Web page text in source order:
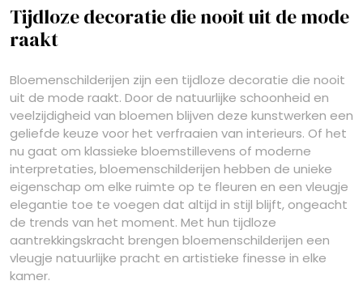
Tijdloze decoratie die nooit uit de mode
raakt
Bloemenschilderijen zijn een tijdloze decoratie die nooit
uit de mode raakt. Door de natuurlijke schoonheid en
veelzijdigheid van bloemen blijven deze kunstwerken een
geliefde keuze voor het verfraaien van interieurs. Of het
nu gaat om klassieke bloemstillevens of moderne
interpretaties, bloemenschilderijen hebben de unieke
eigenschap om elke ruimte op te fleuren en een vleugje
elegantie toe te voegen dat altijd in stijl blijft, ongeacht
de trends van het moment. Met hun tijdloze
aantrekkingskracht brengen bloemenschilderijen een
vleugje natuurlijke pracht en artistieke finesse in elke
kamer.